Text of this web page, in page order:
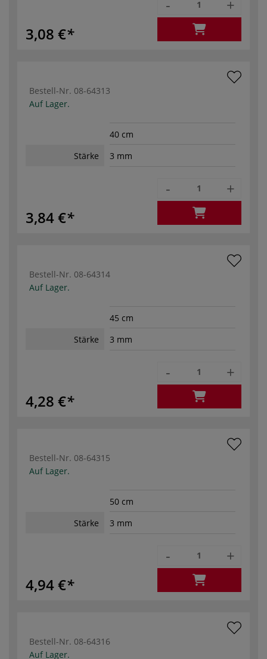
3,08 €
- +
Bestell-Nr. 08-64313
Auf Lager.
40 cm
Stärke
3 mm
3,84 €
- +
Bestell-Nr. 08-64314
Auf Lager.
45 cm
Stärke
3 mm
4,28 €
- +
Bestell-Nr. 08-64315
Auf Lager.
50 cm
Stärke
3 mm
4,94 €
- +
Bestell-Nr. 08-64316
Auf Lager.